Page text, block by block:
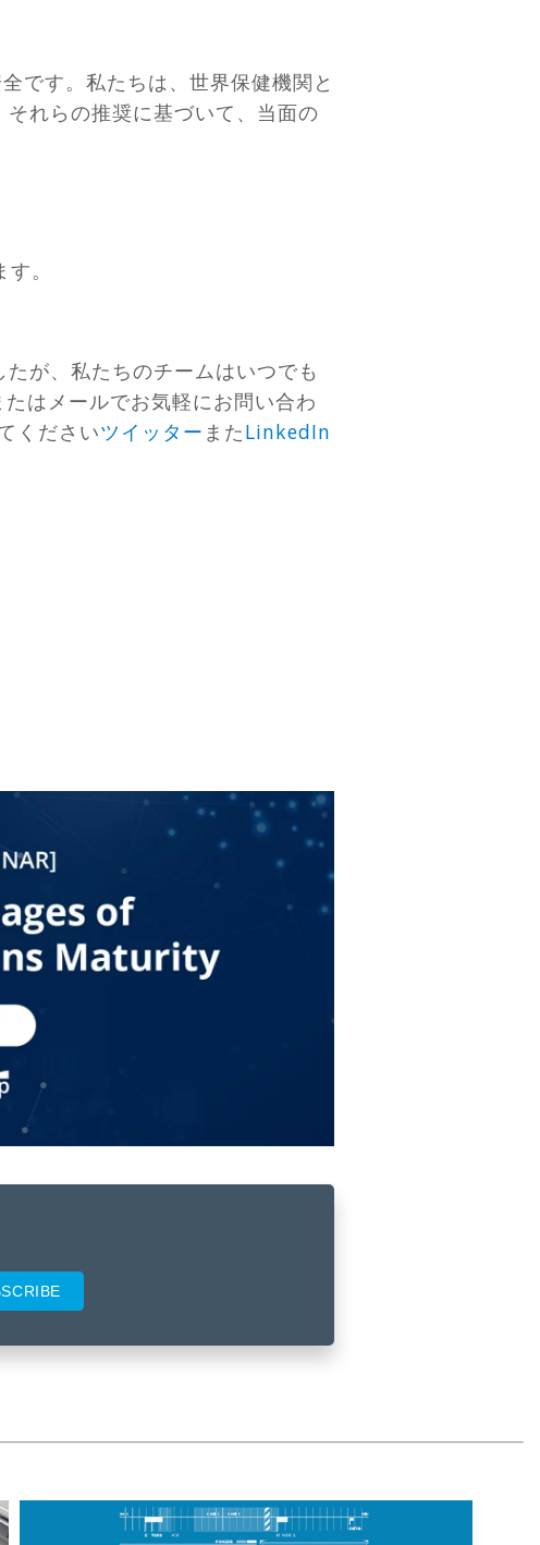
です。私たちは、世界保健機関と
れらの推奨に基づいて、当面の
。
が、私たちのチームはいつでも
はメールでお気軽にお問い合わ
くださいツイッター またLinkedIn